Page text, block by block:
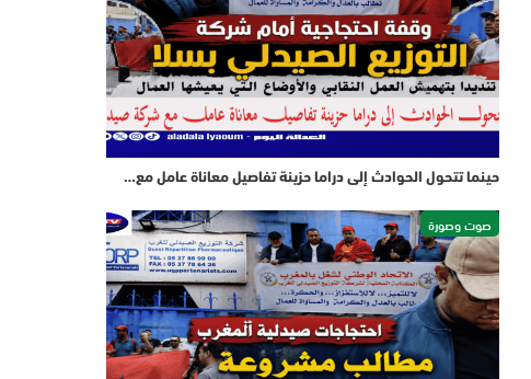
حينما تتحول الحوادث إلى دراما حزينة تفاصيل معاناة عامل مع…
صوت وصورة